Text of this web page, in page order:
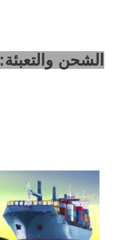
الشحن والتعبئة: